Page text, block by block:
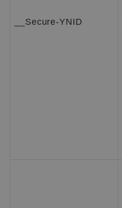
__Secure-YNID